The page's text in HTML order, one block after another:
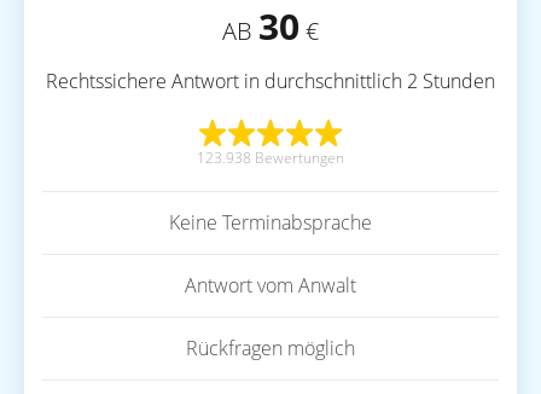
AB 30 €
Rechtssichere Antwort in durchschnittlich 2 Stunden
123.938 Bewertungen
Keine Terminabsprache
Antwort vom Anwalt
Rückfragen möglich